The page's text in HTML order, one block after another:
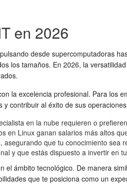
en 2026
desde supercomputadoras
los tamaños. En 2026, la
la excelencia profesional. Para los
contribuir al éxito de sus
en la nube requieren o
en Linux ganan salarios más altos
que tu conocimiento sea
y que estás dispuesto a invertir en
ámbito tecnológico. De manera
que te posiciona como un